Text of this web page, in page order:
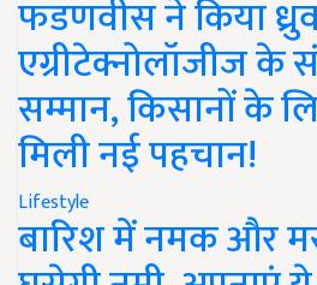
फडणवीस ने किया
एग्रीटेक्नोलॉजीज के
सम्मान, किसानों के
मिली नई पहचान!
Lifestyle
बारिश में नमक और